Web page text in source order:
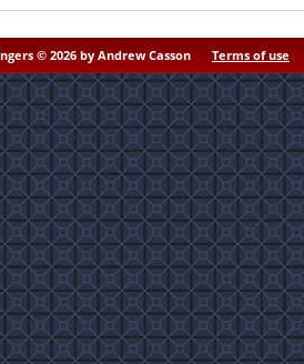
© 2026 by Andrew Casson Terms of use